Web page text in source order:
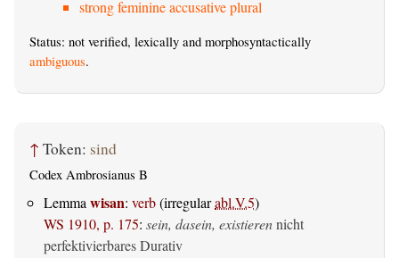
strong feminine accusative plural
Status: not verified, lexically and morphosyntactically
ambiguous.
↑ Token: sind
Codex Ambrosianus B
Lemma wisan: verb(irregularabl.V.5)
WS 1910, p. 175: sein, dasein, existierennicht
perfektivierbares Durativ